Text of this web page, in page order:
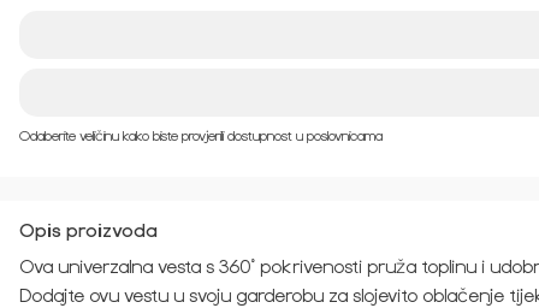
Odaberite veličinu kako biste provjerili dostupnost u poslovnicama
Opis proizvoda
Ova univerzalna vesta s 360° pokrivenosti pruža toplinu i
Dodajte ovu vestu u svoju garderobu za slojevito oblačenje